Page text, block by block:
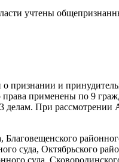
учтены
признании и
применены по 9
делам. При
суда, Октябрьского